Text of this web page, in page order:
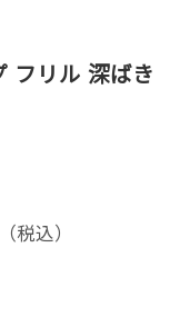
フリル 深ばき
（税込）